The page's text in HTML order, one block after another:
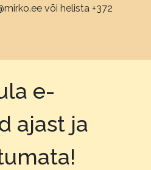
või helista +372
e-
ajast ja